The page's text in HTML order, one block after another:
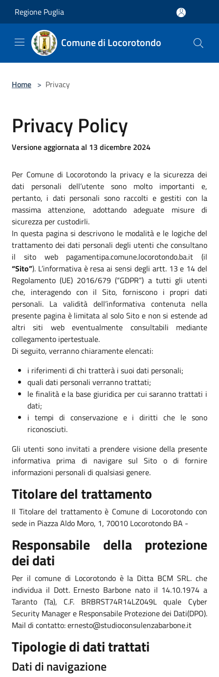
Regione Puglia
Comune di Locorotondo
Home > Privacy
Privacy Policy
Versione aggiornata al 13 dicembre 2024
Per Comune di Locorotondo la privacy e la sicurezza dei
dati personali dell’utente sono molto importanti e,
pertanto, i dati personali sono raccolti e gestiti con la
massima attenzione, adottando adeguate misure di
sicurezza per custodirli.
In questa pagina si descrivono le modalità e le logiche del
trattamento dei dati personali degli utenti che consultano
il sito web pagamentipa.comune.locorotondo.ba.it (il
“Sito”). L’informativa è resa ai sensi degli artt. 13 e 14 del
Regolamento (UE) 2016/679 (“GDPR”) a tutti gli utenti
che, interagendo con il Sito, forniscono i propri dati
personali. La validità dell’informativa contenuta nella
presente pagina è limitata al solo Sito e non si estende ad
altri siti web eventualmente consultabili mediante
collegamento ipertestuale.
Di seguito, verranno chiaramente elencati:
i riferimenti di chi tratterà i suoi dati personali;
quali dati personali verranno trattati;
le finalità e la base giuridica per cui saranno trattati i
dati;
i tempi di conservazione e i diritti che le sono
riconosciuti.
Gli utenti sono invitati a prendere visione della presente
informativa prima di navigare sul Sito o di fornire
informazioni personali di qualsiasi genere.
Titolare del trattamento
Il Titolare del trattamento è Comune di Locorotondo con
sede in Piazza Aldo Moro, 1, 70010 Locorotondo BA -
Responsabile della protezione
dei dati
Per il comune di Locorotondo è la Ditta BCM SRL. che
individua il Dott. Ernesto Barbone nato il 14.10.1974 a
Taranto (Ta), C.F. BRBRST74R14LZ049L quale Cyber
Security Manager e Responsabile Protezione dei Dati(DPO).
Mail di contatto: ernesto@studioconsulenzabarbone.it
Tipologie di dati trattati
Dati di navigazione